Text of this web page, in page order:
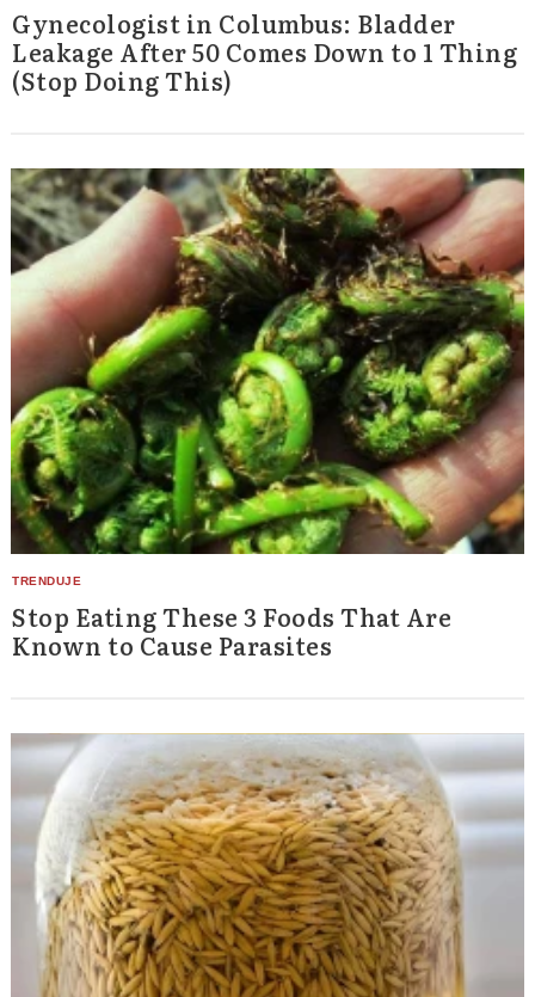
Gynecologist in Columbus: Bladder
Leakage After 50 Comes Down to 1 Thing
(Stop Doing This)
Stop Eating These 3 Foods That Are
Known to Cause Parasites